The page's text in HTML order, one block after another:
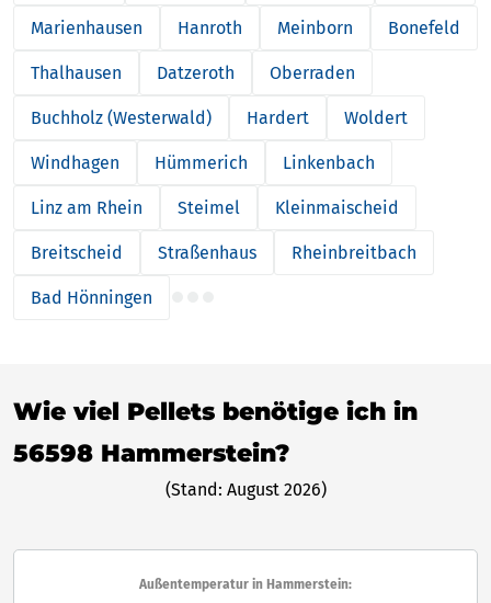
Marienhausen Hanroth Meinborn Bonefeld
Thalhausen Datzeroth Oberraden
Buchholz (Westerwald) Hardert Woldert
Windhagen Hümmerich Linkenbach
Linz am Rhein Steimel Kleinmaischeid
Breitscheid Straßenhaus Rheinbreitbach
Bad Hönningen
Wie viel Pellets benötige ich in
56598 Hammerstein?
(Stand: August 2026)
Außentemperatur in Hammerstein: